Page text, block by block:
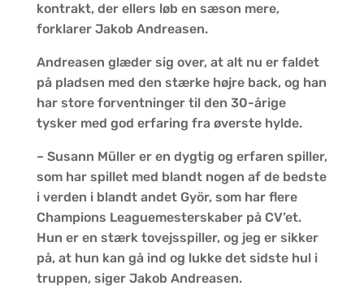
kontrakt, der ellers løb en sæson mere,
forklarer Jakob Andreasen.
Andreasen glæder sig over, at alt nu er faldet
på pladsen med den stærke højre back, og han
har store forventninger til den 30-årige
tysker med god erfaring fra øverste hylde.
– Susann Müller er en dygtig og erfaren spiller,
som har spillet med blandt nogen af de bedste
i verden i blandt andet Györ, som har flere
Champions Leaguemesterskaber på CV’et.
Hun er en stærk tovejsspiller, og jeg er sikker
på, at hun kan gå ind og lukke det sidste hul i
truppen, siger Jakob Andreasen.